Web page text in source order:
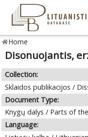
Home
Disonuojantis,
Collection:
Sklaidos publikacijos /
Document Type:
Knygų dalys / Parts of
Language: